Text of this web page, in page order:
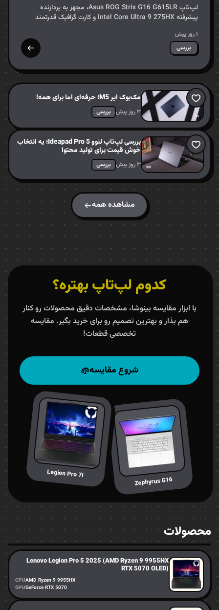
لپ‌تاپ Asus ROG Strix G16 G615LR، مجهز به پردازنده
پیشرفته Intel Core Ultra 9 275HX و کارت گرافیک قدرتمند
عرصه…۱ روز پیش
بررسی
مک‌بوک ایر M5؛ حرفه‌ای اما برای همه!
۳ روز پیش بررسی
بررسی لپ‌تاپ لنوو Ideapad Pro 5؛ یه انتخاب
خوش قیمت برای تولید محتوا
۳ روز پیش بررسی
مشاهده همه
کدوم لپ‌تاپ بهتره؟
با ابزار مقایسه بینوشا، مشخصات دقیق محصولات رو کنار
هم بذار و بهترین تصمیم رو برای خرید بگیر. مقایسه
تخصصی قطعات!
شروع مقایسه
Zephyrus G16
Legion Pro 7i
محصولات
Lenovo Legion Pro 5 2025 (AMD Ryzen 9 9955HX
RTX 5070 OLED)
CPUAMD Ryzen 9 9955HX
GPUGeForce RTX 5070